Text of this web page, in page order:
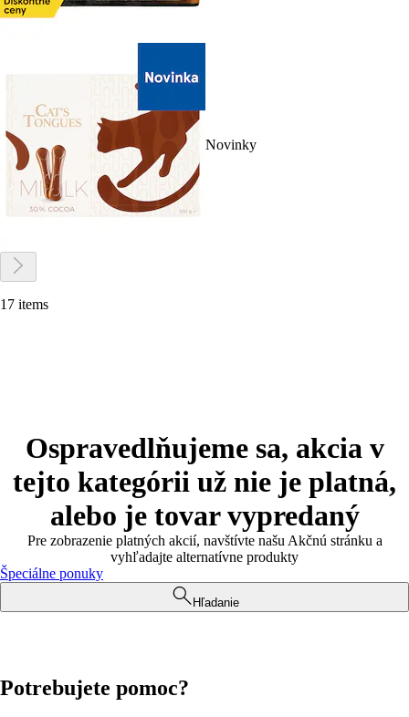
Novinky
17 items
Ospravedlňujeme sa, akcia v
tejto kategórii už nie je platná,
alebo je tovar vypredaný
Pre zobrazenie platných akcií, navštívte našu Akčnú stránku a
vyhľadajte alternatívne produkty
Špeciálne ponuky
Hľadanie
Potrebujete pomoc?